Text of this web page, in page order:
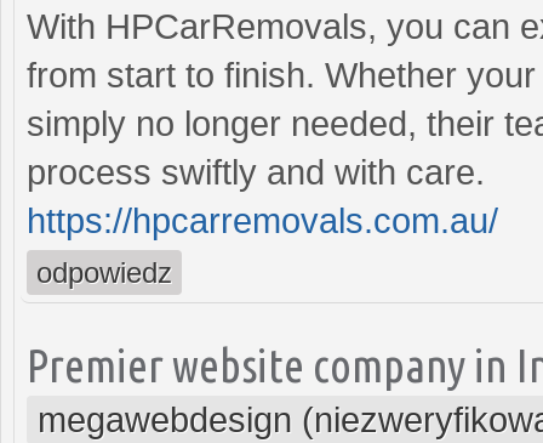
With HPCarRemovals, you can
from start to finish. Whether
simply no longer needed, their
process swiftly and with care.
https://hpcarremovals.com.au/
odpowiedz
Premier website company in
megawebdesign